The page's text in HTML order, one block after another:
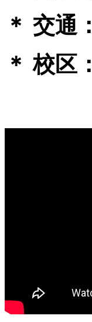
＊ 交通
＊ 校区
玉城